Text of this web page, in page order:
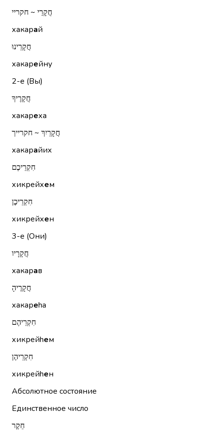
חֲקָרַי ~ חקריי
хакарай
חֲקָרֵינוּ
хакарейну
2-е (Вы)
חֲקָרֶיךָ
хакареха
חֲקָרַיִךְ ~ חקרייך
хакарайих
חִקְרֵיכֶם
хикрейхем
חִקְרֵיכֶן
хикрейхен
3-е (Они)
חֲקָרָיו
хакарав
חֲקָרֶיהָ
хакареhа
חִקְרֵיהֶם
хикрейhем
חִקְרֵיהֶן
хикрейhен
Абсолютное состояние
Единственное число
חֵקֶר